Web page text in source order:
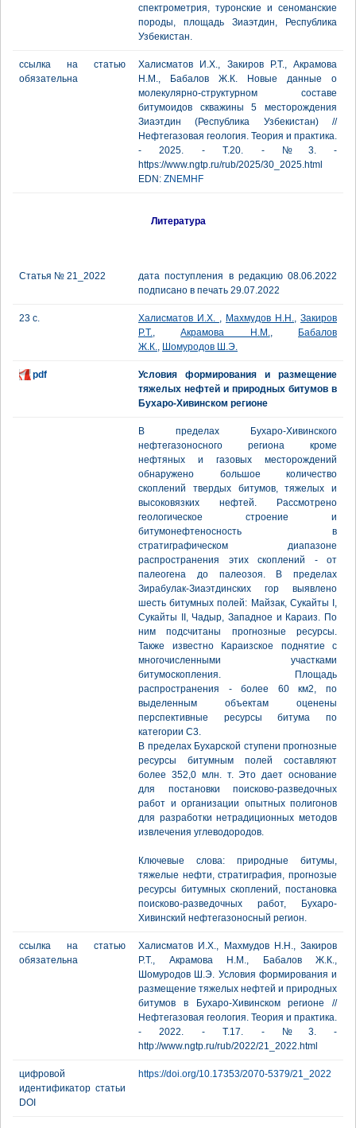
спектрометрия, туронские и сеноманские
породы, площадь Зиаэтдин, Республика
Узбекистан.
ссылка на статью
обязательна
Халисматов И.Х., Закиров Р.Т., Акрамова
Н.М., Бабалов Ж.К. Новые данные о
молекулярно-структурном составе
битумоидов скважины 5 месторождения
Зиаэтдин (Республика Узбекистан) //
Нефтегазовая геология. Теория и практика.
- 2025. - Т.20. - №3. -
https://www.ngtp.ru/rub/2025/30_2025.html
EDN: ZNEMHF
Литература
Статья № 21_2022
дата поступления в редакцию 08.06.2022
подписано в печать 29.07.2022
23 с. Халисматов И.Х. , Махмудов Н.Н., Закиров
Р.Т.,Акрамова Н.М.,
Бабалов
Ж.К., Шомуродов Ш.Э.
pdf
Условия формирования и размещение
тяжелых нефтей и природных битумов в
Бухаро-Хивинском регионе
В пределах Бухаро-Хивинского
нефтегазоносного региона кроме
нефтяных и газовых месторождений
обнаружено большое количество
скоплений твердых битумов, тяжелых и
высоковязких нефтей. Рассмотрено
геологическое строение и
битумонефтеносность в
стратиграфическом диапазоне
распространения этих скоплений - от
палеогена до палеозоя. В пределах
Зирабулак-Зиаэтдинских гор выявлено
шесть битумных полей: Майзак, Сукайты I,
Сукайты II, Чадыр, Западное и Караиз. По
ним подсчитаны прогнозные ресурсы.
Также известно Караизское поднятие с
многочисленными участками
битумоскопления. Площадь
распространения - более 60 км2, по
выделенным объектам оценены
перспективные ресурсы битума по
категории С3.
В пределах Бухарской ступени прогнозные
ресурсы битумным полей составляют
более 352,0 млн. т. Это дает основание
для постановки поисково-разведочных
работ и организации опытных полигонов
для разработки нетрадиционных методов
извлечения углеводородов.
Ключевые слова: природные битумы,
тяжелые нефти, стратиграфия, прогнозые
ресурсы битумных скоплений, постановка
поисково-разведочных работ, Бухаро-
Хивинский нефтегазоносный регион.
ссылка на статью
обязательна
Халисматов И.Х., Махмудов Н.Н., Закиров
Р.Т., Акрамова Н.М., Бабалов Ж.К.,
Шомуродов Ш.Э. Условия формирования и
размещение тяжелых нефтей и природных
битумов в Бухаро-Хивинском регионе //
Нефтегазовая геология. Теория и практика.
- 2022. - Т.17. - №3. -
http://www.ngtp.ru/rub/2022/21_2022.html
цифровой
идентификатор статьи
DOI
https://doi.org/10.17353/2070-5379/21_2022